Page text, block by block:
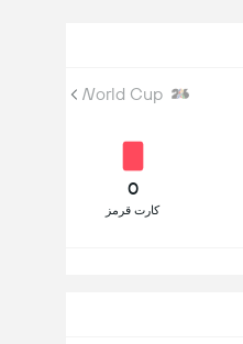
FIFA World Cup
0
کارت قرمز